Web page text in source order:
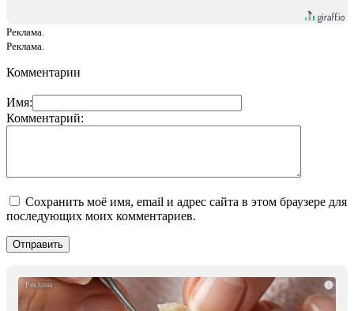
Реклама.
Реклама.
Комментарии
Имя:
Комментарий:
Сохранить моё имя, email и адрес сайта в этом браузере для
последующих моих комментариев.
i